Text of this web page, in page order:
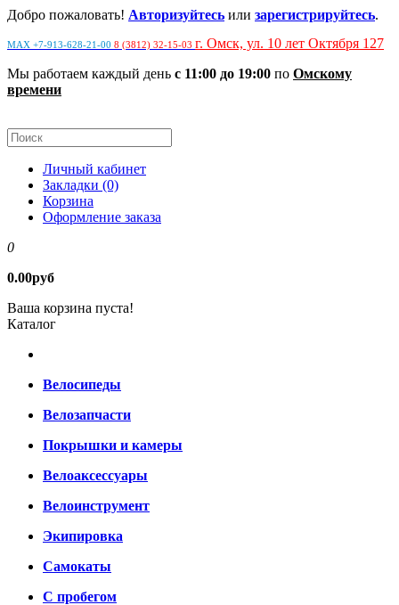
Добро пожаловать! Авторизуйтесь или зарегистрируйтесь.
MAX +7-913-628-21-00 8 (3812) 32-15-03 г. Омск, ул. 10 лет Октября 127
Мы работаем каждый день с 11:00 до 19:00 по Омскому
времени
Личный кабинет
Закладки (0)
Корзина
Оформление заказа
0
0.00руб
Ваша корзина пуста!
Каталог
Велосипеды
Велозапчасти
Покрышки и камеры
Велоаксессуары
Велоинструмент
Экипировка
Самокаты
С пробегом